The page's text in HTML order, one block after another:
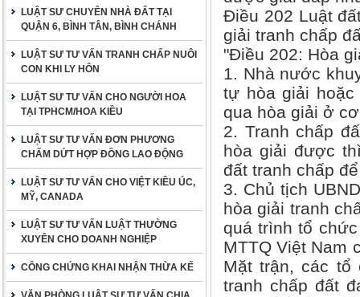
LUẬT SƯ CHUYÊN NHÀ ĐẤT TẠI
QUẬN 6, BÌNH TÂN, BÌNH CHÁNH
LUẬT SƯ TƯ VẤN TRANH CHẤP NUÔI
CON KHI LY HÔN
LUẬT SƯ TƯ VẤN CHO NGƯỜI HOA
TẠI TPHCM/HOA KIỀU
LUẬT SƯ TƯ VẤN ĐƠN PHƯƠNG
CHẤM DỨT HỢP ĐỒNG LAO ĐỘNG
LUẬT SƯ TƯ VẤN CHO VIỆT KIỀU ÚC,
MỸ, CANADA
LUẬT SƯ TƯ VẤN LUẬT THƯỜNG
XUYÊN CHO DOANH NGHIỆP
CÔNG CHỨNG KHAI NHẬN THỪA KẾ
Điều 202 Luật
giải tranh chấp
"Điều 202: Hòa
1. Nhà nước
tự hòa giải hoặc
qua hòa giải ở
2. Tranh chấp
hòa giải được
đất tranh chấp
3. Chủ tịch
hòa giải tranh
quá trình tổ
MTTQ Việt Nam
Mặt trận, các tổ
tranh chấp đất